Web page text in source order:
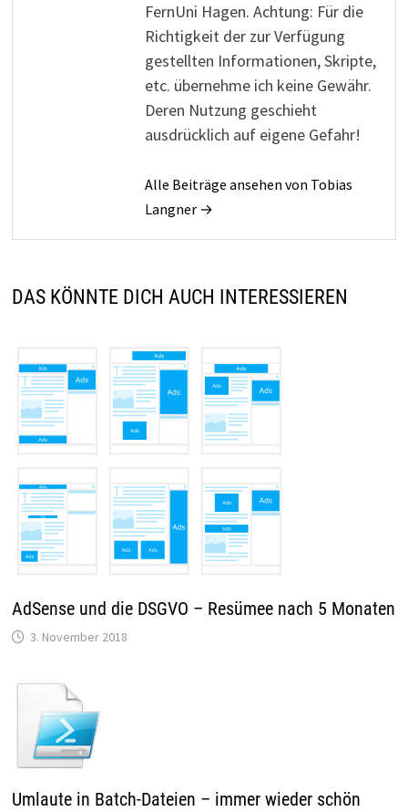
FernUni Hagen. Achtung: Für die
Richtigkeit der zur Verfügung
gestellten Informationen, Skripte,
etc. übernehme ich keine Gewähr.
Deren Nutzung geschieht
ausdrücklich auf eigene Gefahr!
Alle Beiträge ansehen von Tobias
Langner →
DAS KÖNNTE DICH AUCH INTERESSIEREN
AdSense und die DSGVO – Resümee nach 5 Monaten
3. November 2018
Umlaute in Batch-Dateien – immer wieder schön